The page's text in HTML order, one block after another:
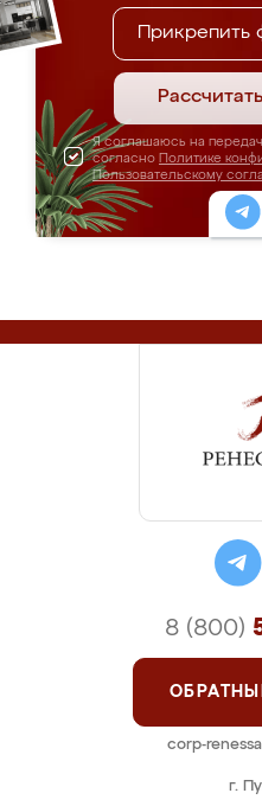
Прикрепить
Я соглашаюсь на
согласно Политике
Пользовательскому
г.
8 (800)
corp-